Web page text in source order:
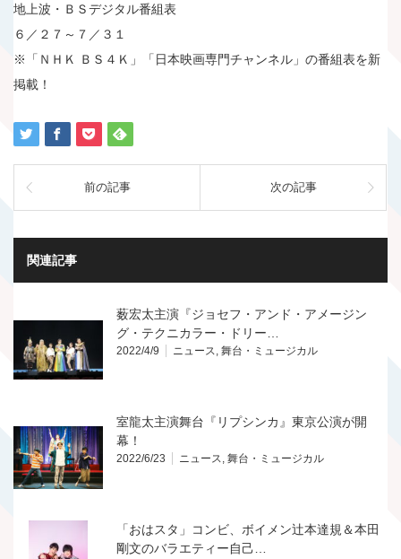
地上波・ＢＳデジタル番組表
６／２７～７／３１
※「ＮＨＫ ＢＳ４Ｋ」「日本映画専門チャンネル」の番組表を新
掲載！
前の記事 次の記事
関連記事
薮宏太主演『ジョセフ・アンド・アメージン
グ・テクニカラー・ドリー…
2022/4/9 ニュース, 舞台・ミュージカル
室龍太主演舞台『リプシンカ』東京公演が開
幕！
2022/6/23 ニュース, 舞台・ミュージカル
「おはスタ」コンビ、ボイメン辻本達規＆本田
剛文のバラエティー自己…